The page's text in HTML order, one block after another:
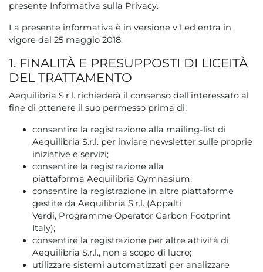
presente Informativa sulla Privacy.
La presente informativa è in versione v.1 ed entra in
vigore dal 25 maggio 2018.
1. FINALITÀ E PRESUPPOSTI DI LICEITÀ
DEL TRATTAMENTO
Aequilibria S.r.l. richiederà il consenso dell’interessato al
fine di ottenere il suo permesso prima di:
consentire la registrazione alla mailing-list di
Aequilibria S.r.l. per inviare newsletter sulle proprie
iniziative e servizi;
consentire la registrazione alla
piattaforma Aequilibria Gymnasium;
consentire la registrazione in altre piattaforme
gestite da Aequilibria S.r.l. (Appalti
Verdi, Programme Operator Carbon Footprint
Italy);
consentire la registrazione per altre attività di
Aequilibria S.r.l., non a scopo di lucro;
utilizzare sistemi automatizzati per analizzare